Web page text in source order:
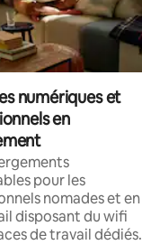
numériques et
en
pour les
nomades et en
disposant du wifi
de travail dédiés.